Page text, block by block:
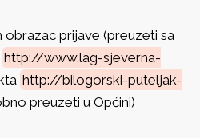
obrazac prijave (preuzeti sa
http://www.lag-sjeverna-
http://bilogorski-puteljak-
preuzeti u Općini)